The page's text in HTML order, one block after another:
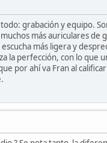
grabación y equipo.
más auriculares de
más ligera y
la perfección, con lo que
por ahí va Fran al